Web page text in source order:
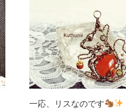
一応、リスなのです